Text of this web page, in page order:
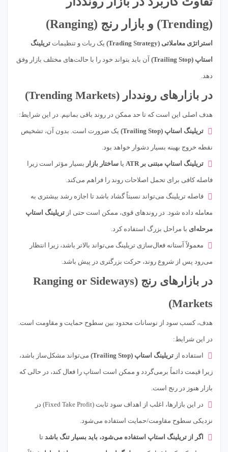
(Trending) و بازار رنج (Ranging)
استراتژی معاملاتی (Trading Strategy) یک ربات و تنظیمات تریلینگ
استاپ (Trailing Stop) آن باید بتواند خود را با حالت‌های مختلف بازار وفق
دهد.
در بازارهای رونددار (Trending Markets)
هدف اصلی این است که تا حد ممکن در روند باقی بمانیم. در این شرایط:
تریلینگ استاپ (Trailing Stop) یک ضرورت است. بدون آن، تشخیص
نقطه خروج بهینه بسیار دشوار خواهد بود.
تریلینگ استاپ مبتنی بر ATR یا ساختار بازار بسیار مؤثر است زیرا
فاصله کافی برای تحمل اصلاحات روند را فراهم می‌کند.
فاصله تریلینگ می‌تواند نسبتاً گشاد باشد تا اجازه رشد بیشتری به
معامله داده شود. در روندهای قوی، ممکن است حتی از تریلینگ استاپ
مرحله‌ای با مراحل بزرگ استفاده کرد.
معمولاً آستانه فعال‌سازی تریلینگ می‌تواند بالاتر باشد، زیرا انتظار
می‌رود پس از شروع روند، حرکت بزرگتری در پیش باشد.
در بازارهای رنج (Ranging or Sideways
Markets)
هدف، کسب سود از نوسانات محدود بین سطوح حمایت و مقاومت است.
در این شرایط:
استفاده از تریلینگ استاپ (Trailing Stop) می‌تواند مشکل‌ساز باشد،
زیرا قیمت دائماً برمی‌گردد و ممکن است استاپ را فعال کند، در حالی که
بازار هنوز در رنج است.
در این بازارها، اغلب از اهداف سود ثابت (Fixed Take Profit) در
نزدیکی سطوح مقاومت/حمایت استفاده می‌شود.
اگر از تریلینگ استاپ استفاده می‌شود، باید بسیار تنگ باشد تا